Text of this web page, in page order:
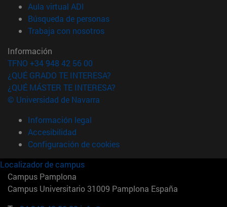
Aula virtual ADI
Búsqueda de personas(abre en nueva ventana)
Trabaja con nosotros(abre en nueva ventana)
Información
TFNO +34 948 42 56 00
¿QUÉ GRADO TE INTERESA?
¿QUÉ MÁSTER TE INTERESA?
© Universidad de Navarra
Información legal
Accesibilidad
Configuración de cookies
Localizador de campus
Campus Pamplona
Campus Universitario 31009 Pamplona España